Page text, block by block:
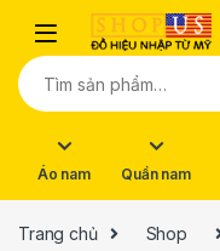
Skip to navigation
Skip to content
Tìm kiếm:
Áo nam Quần nam
Trang chủ Shop